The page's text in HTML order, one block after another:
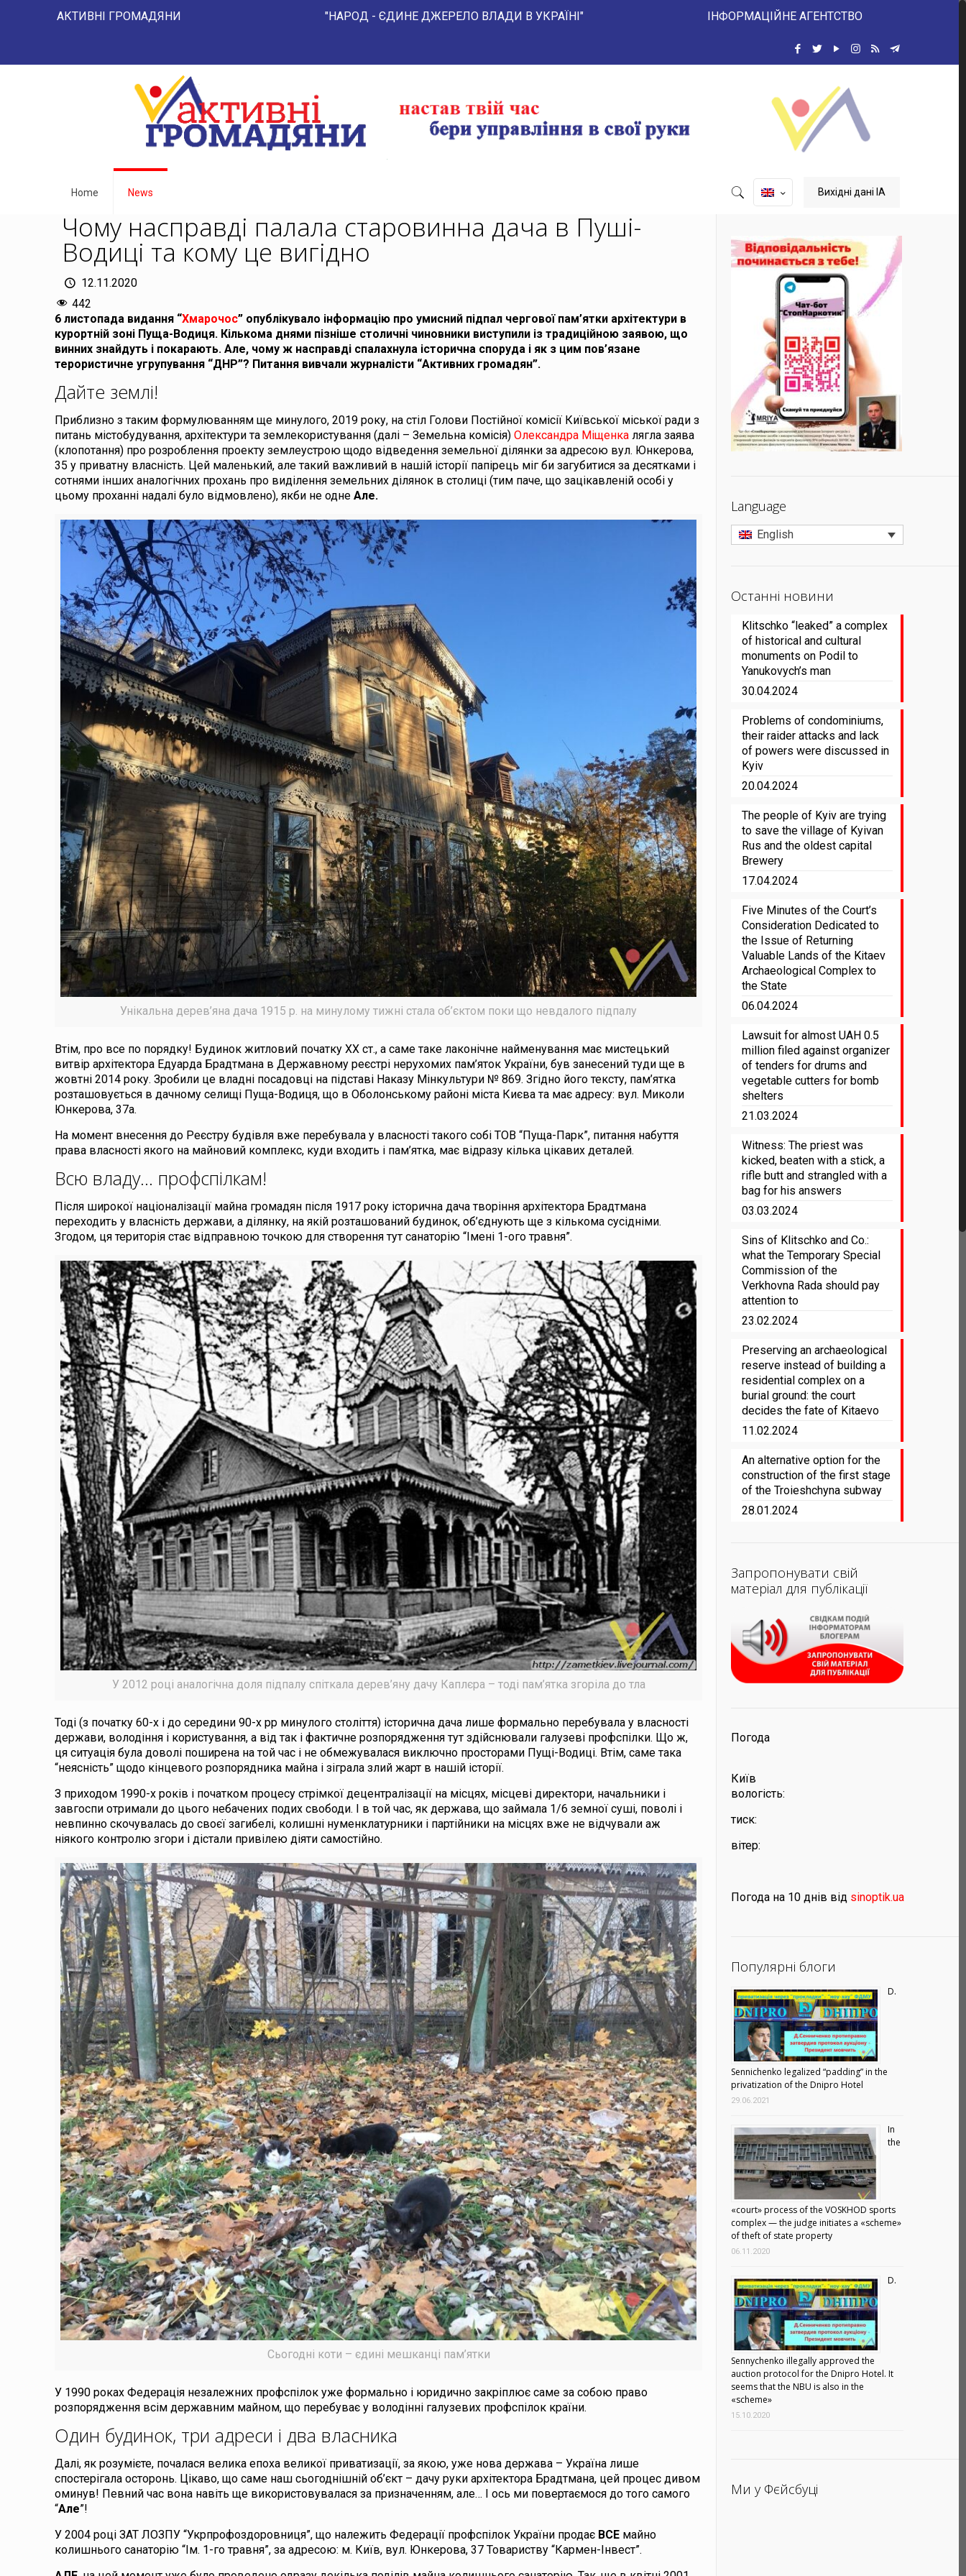
АКТИВНІ ГРОМАДЯНИ "НАРОД - ЄДИНЕ ДЖЕРЕЛО ВЛАДИ В УКРАЇНІ" ІНФОРМАЦІЙНЕ АГЕНТСТВО
Home News Вихідні дані ІА
Чому насправді палала старовинна дача в Пуші-
Водиці та кому це вигідно
12.11.2020
442
6 листопада видання “Хмарочос” опублікувало інформацію про умисний підпал чергової пам’ятки архітектури в
курортній зоні Пуща-Водиця. Кількома днями пізніше столичні чиновники виступили із традиційною заявою, що
винних знайдуть і покарають. Але, чому ж насправді спалахнула історична споруда і як з цим пов’язане
терористичне угрупування “ДНР”? Питання вивчали журналісти “Активних громадян”.
Дайте землі!
Приблизно з таким формулюванням ще минулого, 2019 року, на стіл Голови Постійної комісії Київської міської ради з
питань містобудування, архітектури та землекористування (далі – Земельна комісія)Олександра Міщенка лягла заява
(клопотання) про розроблення проекту землеустрою щодо відведення земельної ділянки за адресою вул. Юнкерова,
35 у приватну власність. Цей маленький, але такий важливий в нашій історії папірець міг би загубитися за десятками і
сотнями інших аналогічних прохань про виділення земельних ділянок в столиці (тим паче, що зацікавленій особі у
цьому проханні надалі було відмовлено), якби не однеАле.
Унікальна дерев’яна дача 1915 р. на минулому тижні стала об’єктом поки що невдалого підпалу
Втім, про все по порядку! Будинок житловий початку ХХ ст., а саме таке лаконічне найменування має мистецький
витвір архітектора Едуарда Брадтмана в Державному реєстрі нерухомих пам’яток України, був занесений туди ще в
жовтні 2014 року. Зробили це владні посадовці на підставі Наказу Мінкультури № 869. Згідно його тексту, пам’ятка
розташовується в дачному селищі Пуща-Водиця, що в Оболонському районі міста Києва та має адресу: вул. Миколи
Юнкерова, 37а.
На момент внесення до Реєстру будівля вже перебувала у власності такого собі ТОВ “Пуща-Парк”, питання набуття
права власності якого на майновий комплекс, куди входить і пам’ятка, має відразу кілька цікавих деталей.
Всю владу… профспілкам!
Після широкої націоналізації майна громадян після 1917 року історична дача творіння архітектора Брадтмана
переходить у власність держави, а ділянку, на якій розташований будинок, об’єднують ще з кількома сусідніми.
Згодом, ця територія стає відправною точкою для створення тут санаторію “Імені 1-ого травня”.
У 2012 році аналогічна доля підпалу спіткала дерев’яну дачу Каплєра – тоді пам’ятка згоріла до тла
Тоді (з початку 60-х і до середини 90-х рр минулого століття) історична дача лише формально перебувала у власності
держави, володіння і користування, а від так і фактичне розпорядження тут здійснювали галузеві профспілки. Що ж,
ця ситуація була доволі поширена на той час і не обмежувалася виключно просторами Пущі-Водиці. Втім, саме така
“неясність” щодо кінцевого розпорядника майна і зіграла злий жарт в нашій історії.
З приходом 1990-х років і початком процесу стрімкої децентралізації на місцях, місцеві директори, начальники і
завгоспи отримали до цього небачених подих свободи. І в той час, як держава, що займала 1/6 земної суші, поволі і
невпинно скочувалась до своєї загибелі, колишні нуменклатурники і партійники на місцях вже не відчували аж
ніякого контролю згори і дістали привілею діяти самостійно.
Сьогодні коти – єдині мешканці пам’ятки
У 1990 роках Федерація незалежних профспілок уже формально і юридично закріплює саме за собою право
розпорядження всім державним майном, що перебуває у володінні галузевих профспілок країни.
Один будинок, три адреси і два власника
Далі, як розумієте, почалася велика епоха великої приватизації, за якою, уже нова держава – Україна лише
спостерігала осторонь. Цікаво, що саме наш сьогоднішній об’єкт – дачу руки архітектора Брадтмана, цей процес дивом
оминув! Певний час вона навіть ще використовувалася за призначенням, але… І ось ми повертаємося до того самого
“Але”!
У 2004 році ЗАТ ЛОЗПУ “Укрпрофоздоровниця”, що належить Федерації профспілок України продає ВСЕ майно
колишнього санаторію “Ім. 1-го травня”, за адресою: м. Київ, вул. Юнкерова, 37 Товариству “Кармен-Інвест”.
Language
English
Останні новини
Klitschko “leaked” a complex
of historical and cultural
monuments on Podil to
Yanukovych’s man
30.04.2024
Problems of condominiums,
their raider attacks and lack
of powers were discussed in
Kyiv
20.04.2024
The people of Kyiv are trying
to save the village of Kyivan
Rus and the oldest capital
Brewery
17.04.2024
Five Minutes of the Court’s
Consideration Dedicated to
the Issue of Returning
Valuable Lands of the Kitaev
Archaeological Complex to
the State
06.04.2024
Lawsuit for almost UAH 0.5
million filed against organizer
of tenders for drums and
vegetable cutters for bomb
shelters
21.03.2024
Witness: The priest was
kicked, beaten with a stick, a
rifle butt and strangled with a
bag for his answers
03.03.2024
Sins of Klitschko and Co.:
what the Temporary Special
Commission of the
Verkhovna Rada should pay
attention to
23.02.2024
Preserving an archaeological
reserve instead of building a
residential complex on a
burial ground: the court
decides the fate of Kitaevo
11.02.2024
An alternative option for the
construction of the first stage
of the Troieshchyna subway
28.01.2024
Запропонувати свій
матеріал для публікації
Погода
Київ
вологість:
тиск:
вітер:
Погода на 10 днів від sinoptik.ua
Популярні блоги
D.
Sennichenko legalized “padding” in the
privatization of the Dnipro Hotel
29.06.2021
In
the
«court» process of the VOSKHOD sports
complex — the judge initiates a «scheme»
of theft of state property
06.11.2020
D.
Sennychenko illegally approved the
auction protocol for the Dnipro Hotel. It
seems that the NBU is also in the
«scheme»
15.10.2020
Ми у Фєйсбуці